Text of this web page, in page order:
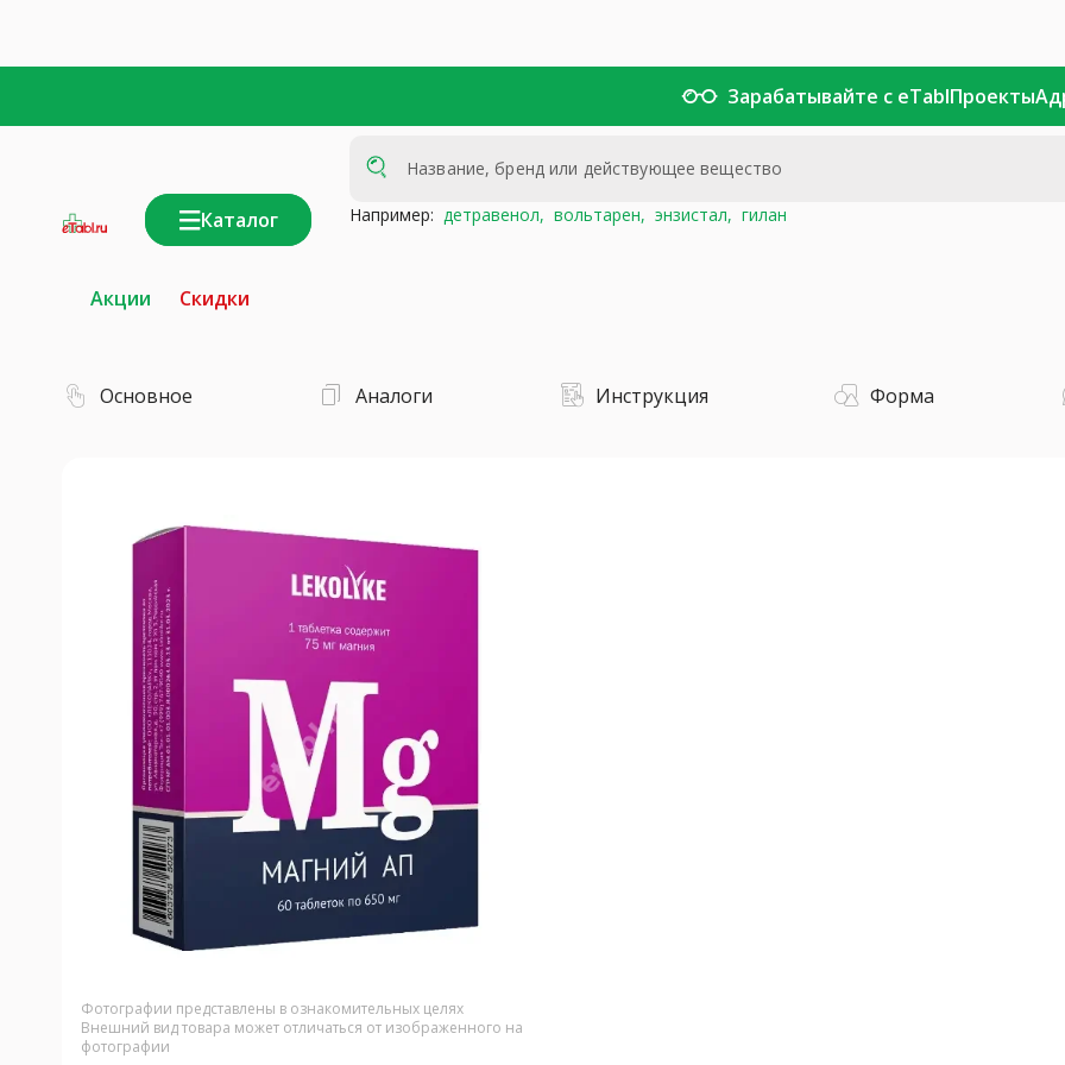
Зарабатывайте с eTablПроекты
Каталог Например: детравенол, вольтарен, энзистал, гилан
Акции Скидки
Основное Аналоги Инструкция Форма
Фотографии представлены в ознакомительных целях
Внешний вид товара может отличаться от изображенного на
фотографии